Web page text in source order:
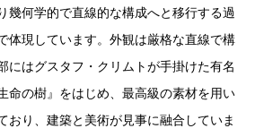
幾何学的で直線的な構成へと移行する過
体現しています。外観は厳格な直線で構
にはグスタフ・クリムトが手掛けた有名
命の樹』をはじめ、最高級の素材を用い
おり、建築と美術が見事に融合していま